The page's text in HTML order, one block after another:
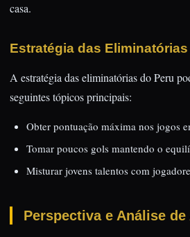
casa.
Estratégia das Eliminatórias
A estratégia das eliminatórias do Peru
seguintes tópicos principais:
Obter pontuação máxima nos jogos
Tomar poucos gols mantendo o
Misturar jovens talentos com
Perspectiva e Análise de